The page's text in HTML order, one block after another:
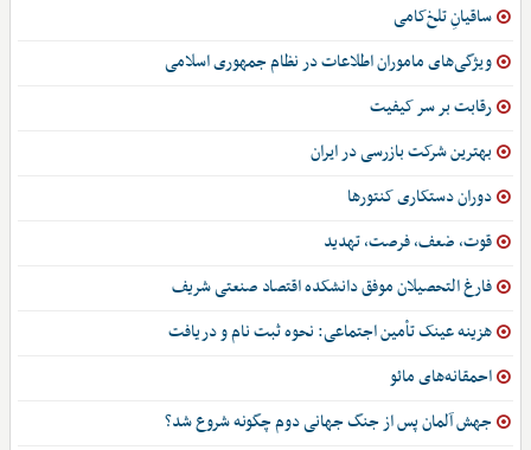
ساقیانِ تلخ‌کامی
ویژگی‌های ماموران اطلاعات در نظام جمهوری اسلامی
رقابت بر سر کیفیت
بهترین شرکت بازرسی در ایران
دوران دستکاری کنتورها
قوت، ضعف، فرصت، تهدید
فارغ التحصیلان موفق دانشکده اقتصاد صنعتی شریف
هزینه عینک تأمین اجتماعی: نحوه ثبت نام و دریافت
احمقانه‌های مائو
جهش آلمان پس از جنگ جهانی دوم چگونه شروع شد؟